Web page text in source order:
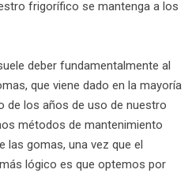
frigorífico se mantenga a los
deber fundamentalmente al
que viene dado en la mayoría
de los años de uso de nuestro
métodos de mantenimiento
las gomas, una vez que el
lógico es que optemos por